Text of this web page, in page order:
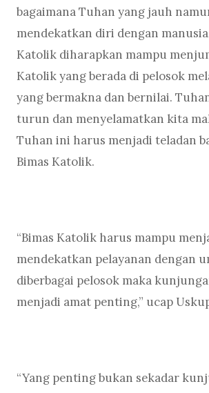
bagaimana Tuhan yang jauh
mendekatkan diri dengan
Katolik diharapkan mampu
Katolik yang berada di pelosok
yang bermakna dan bernilai.
turun dan menyelamatkan kita
Tuhan ini harus menjadi teladan
Bimas Katolik.
“Bimas Katolik harus mampu
mendekatkan pelayanan dengan
diberbagai pelosok maka
menjadi amat penting,” ucap
“Yang penting bukan sekadar